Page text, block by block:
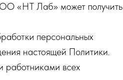
«НТ Лаб» может получить
персональных
настоящей Политики.
работниками всех